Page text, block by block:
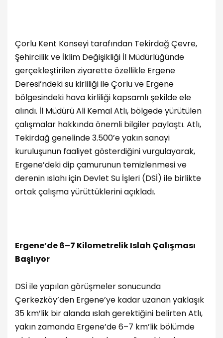
Çorlu Kent Konseyi tarafından Tekirdağ Çevre,
Şehircilik ve İklim Değişikliği İl Müdürlüğünde
gerçekleştirilen ziyarette özellikle Ergene
Deresi’ndeki su kirliliği ile Çorlu ve Ergene
bölgesindeki hava kirliliği kapsamlı şekilde ele
alındı. İl Müdürü Ali Kemal Atlı, bölgede yürütülen
çalışmalar hakkında önemli bilgiler paylaştı. Atlı,
Tekirdağ genelinde 3.500’e yakın sanayi
kuruluşunun faaliyet gösterdiğini vurgulayarak,
Ergene’deki dip çamurunun temizlenmesi ve
derenin ıslahı için Devlet Su İşleri (DSİ) ile birlikte
ortak çalışma yürüttüklerini açıkladı.
Ergene’de 6–7 Kilometrelik Islah Çalışması
Başlıyor
DSİ ile yapılan görüşmeler sonucunda
Çerkezköy’den Ergene’ye kadar uzanan yaklaşık
35 km’lik bir alanda ıslah gerektiğini belirten Atlı,
yakın zamanda Ergene’de 6–7 km’lik bölümde